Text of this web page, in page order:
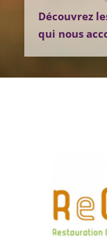
Découvrez
qui nous